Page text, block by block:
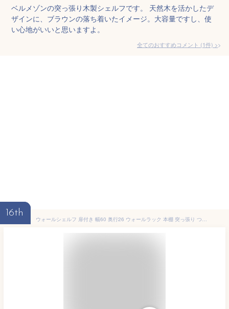
ベルメゾンの突っ張り木製シェルフです。 天然木を活かしたデ
ザインに、ブラウンの落ち着いたイメージ。大容量ですし、使
い心地がいいと思いますよ。
全てのおすすめコメント (1件) >
16th
ウォールシェルフ 扉付き 幅60 奥行26 ウォールラック 本棚 突っ張り つっぱり 耐震 壁面 天井 まで 突っ張り式 つっぱり式 壁面収納 伸縮 薄型 木製 漫画 マンガ A4 大容量 収納 一人暮らし 棚 スリム ラック 収納棚 地震対策 北欧 おしゃれ 白 ホワイト 茶色 ブラウン 扉